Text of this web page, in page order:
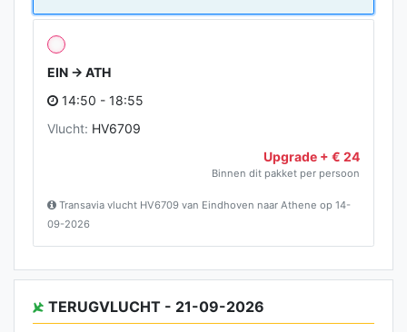
EIN → ATH
14:50 - 18:55
Vlucht: HV6709
Upgrade + € 24
Binnen dit pakket per persoon
Transavia vlucht HV6709 van Eindhoven naar Athene op 14-
09-2026
TERUGVLUCHT - 21-09-2026